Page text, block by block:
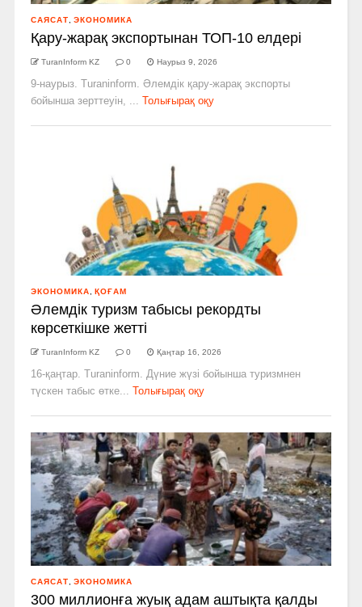
САЯСАТ ЭКОНОМИКА
Қару-жарақ экспортынан ТОП-10 елдері
TuranInform KZ 0 Наурыз 9, 2026
9-наурыз. Turaninform. Әлемдік қару-жарақ экспорты
бойынша зерттеуін, ...
Толығырақ оқу
ЭКОНОМИКА ҚОҒАМ
Әлемдік туризм табысы рекордты
көрсеткішке жетті
TuranInform KZ 0 Қаңтар 16, 2026
16-қаңтар. Turaninform. Дүние жүзі бойынша туризмнен
түскен табыс өтке...
Толығырақ оқу
САЯСАТ ЭКОНОМИКА
300 миллионға жуық адам аштықта қалды